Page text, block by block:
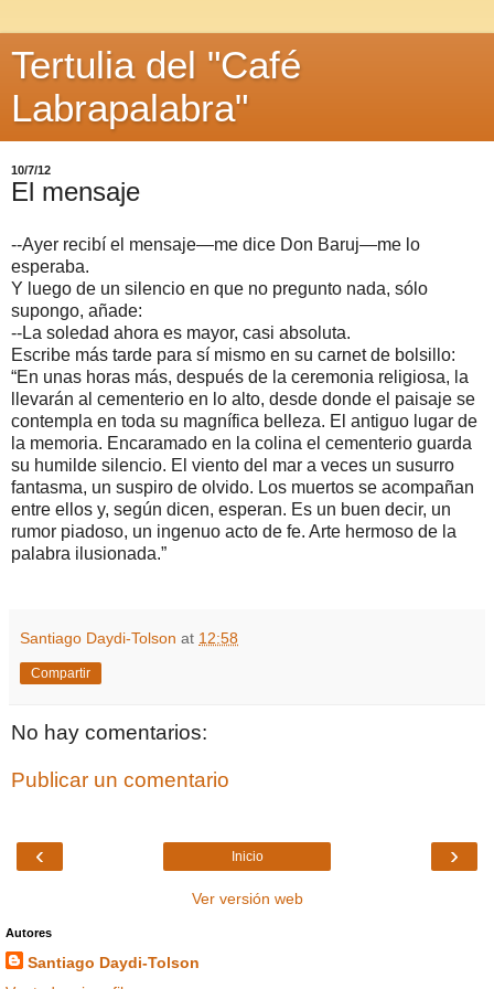
Tertulia del "Café
Labrapalabra"
10/7/12
El mensaje
--Ayer recibí el mensaje—me dice Don Baruj—me lo
esperaba.
Y luego de un silencio en que no pregunto nada, sólo
supongo, añade:
--La soledad ahora es mayor, casi absoluta.
Escribe más tarde para sí mismo en su carnet de bolsillo:
“En unas horas más, después de la ceremonia religiosa, la
llevarán al cementerio en lo alto, desde donde el paisaje se
contempla en toda su magnífica belleza. El antiguo lugar de
la memoria. Encaramado en la colina el cementerio guarda
su humilde silencio. El viento del mar a veces un susurro
fantasma, un suspiro de olvido. Los muertos se acompañan
entre ellos y, según dicen, esperan. Es un buen decir, un
rumor piadoso, un ingenuo acto de fe. Arte hermoso de la
palabra ilusionada.”
Santiago Daydi-Tolson at 12:58
Compartir
No hay comentarios:
Publicar un comentario
‹ ›
Inicio
Ver versión web
Autores
Santiago Daydi-Tolson